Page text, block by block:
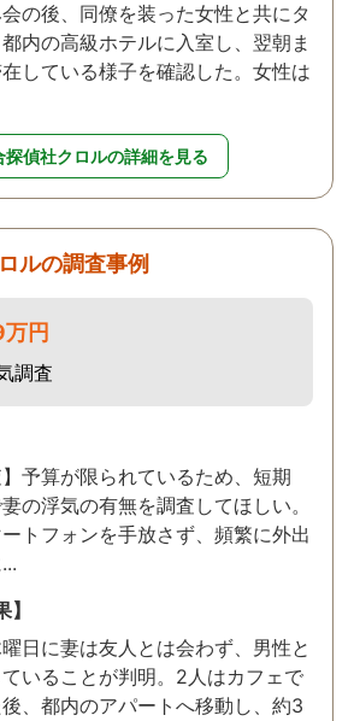
の後、同僚を装った女性と共にタ
内の高級ホテルに入室し、翌朝ま
している様子を確認した。女性は
探偵社クロルの詳細を見る
ルの調査事例
万円
調査
】予算が限られているため、短期
の浮気の有無を調査してほしい。
トフォンを手放さず、頻繁に外出
日に妻は友人とは会わず、男性と
いることが判明。2人はカフェで
、都内のアパートへ移動し、約3